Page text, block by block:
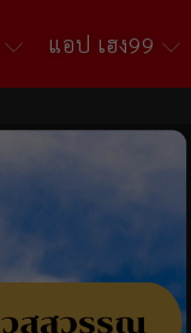
แอป เฮง99